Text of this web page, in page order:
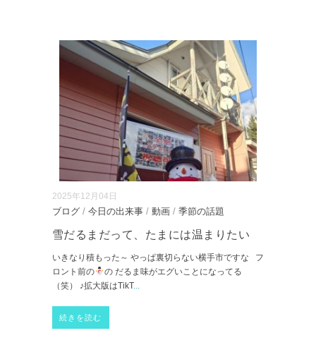
2025年12月04日
ブログ / 今日の出来事 / 動画 / 季節の話題
雪だるまだって、たまには温まりたい
いきなり積もった～ やっぱ裏切らない横手市ですな フ
ロント前の
の だるま味がエグいことになってる
（笑） ♪拡大版はTikT...
続きを読む